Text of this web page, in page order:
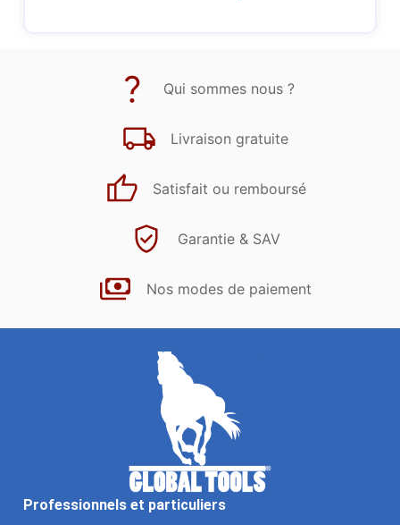
Qui sommes nous ?
Livraison gratuite
Satisfait ou remboursé
Garantie & SAV
Nos modes de paiement
Professionnels et particuliers